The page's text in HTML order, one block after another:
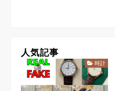
人気記事
時計